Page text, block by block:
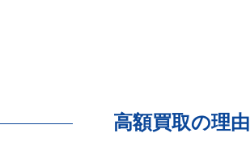
高額買取の理由